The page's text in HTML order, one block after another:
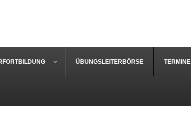
ÜBUNGSLEITERBÖRSE